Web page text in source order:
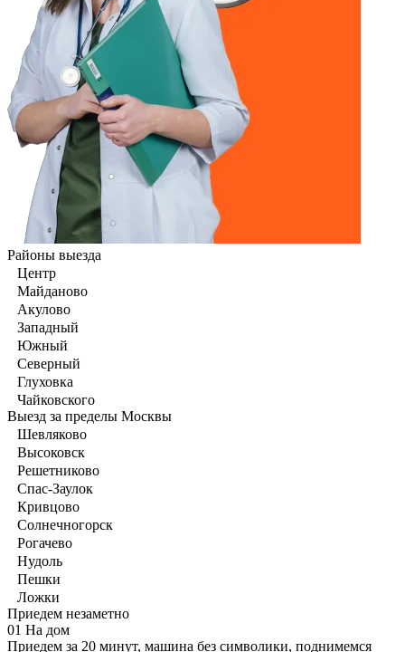
Районы выезда
Центр
Майданово
Акулово
Западный
Южный
Северный
Глуховка
Чайковского
Выезд за пределы Москвы
Шевляково
Высоковск
Решетниково
Спас-Заулок
Кривцово
Солнечногорск
Рогачево
Нудоль
Пешки
Ложки
Приедем незаметно
01 На дом
Приедем за 20 минут, машина без символики, поднимемся